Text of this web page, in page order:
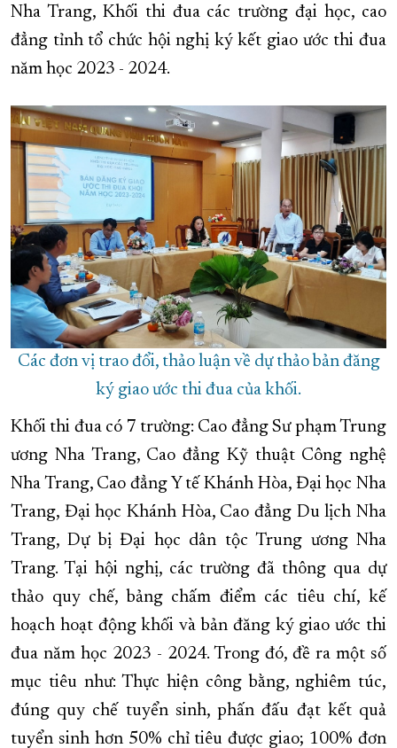
KỶ NIỆM 370 NĂM XÂY DỰNG VÀ PHÁT TRIỂN TỈNH KHÁNH HÒA
KHOẢNH KHẮC ĐẸP XỨ TRẦM
ĐẠI HỘI ĐẢNG CÁC CẤP TRANG CHỦ VỀ BÁO KHÁNH HÒA
Nha Trang, Khối thi đua các trường đại học, cao
đẳng tỉnh tổ chức hội nghị ký kết giao ước thi đua
năm học 2023 - 2024.
Các đơn vị trao đổi, thảo luận về dự thảo bản đăng
ký giao ước thi đua của khối.
Khối thi đua có 7 trường: Cao đẳng Sư phạm Trung
ương Nha Trang, Cao đẳng Kỹ thuật Công nghệ
Nha Trang, Cao đẳng Y tế Khánh Hòa, Đại học Nha
Trang, Đại học Khánh Hòa, Cao đẳng Du lịch Nha
Trang, Dự bị Đại học dân tộc Trung ương Nha
Trang. Tại hội nghị, các trường đã thông qua dự
thảo quy chế, bảng chấm điểm các tiêu chí, kế
hoạch hoạt động khối và bản đăng ký giao ước thi
đua năm học 2023 - 2024. Trong đó, đề ra một số
mục tiêu như: Thực hiện công bằng, nghiêm túc,
đúng quy chế tuyển sinh, phấn đấu đạt kết quả
tuyển sinh hơn 50% chỉ tiêu được giao; 100% đơn